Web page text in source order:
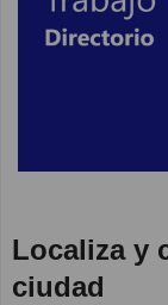
Localiza y
ciudad